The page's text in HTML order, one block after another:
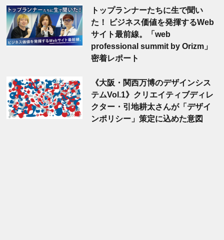
トップランナーたちに生で聞い
た！ ビジネス価値を発揮するWeb
サイト最前線。「web
professional summit by Orizm」
密着レポート
《大阪・関西万博のデザインシス
テムVol.1》クリエイティブディレ
クター・引地耕太さんが「デザイ
ンポリシー」策定に込めた意図